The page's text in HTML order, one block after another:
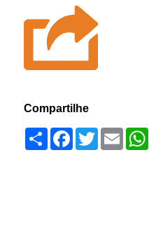
Compartilhe
Compartilhar
Facebook
TwitterEmail